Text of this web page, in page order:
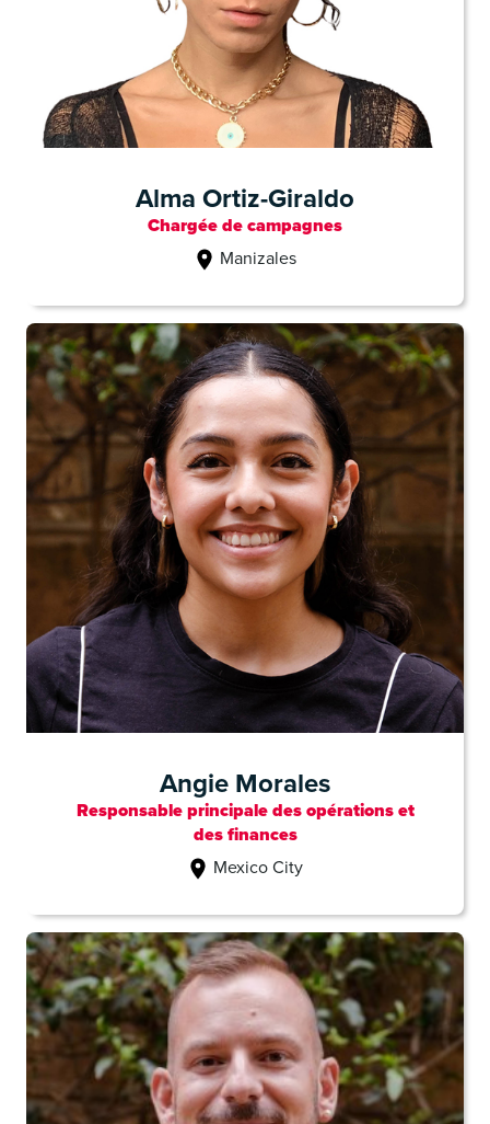
Alma Ortiz-Giraldo
Chargée de campagnes
Manizales
Angie Morales
Responsable principale des opérations et
des finances
Mexico City